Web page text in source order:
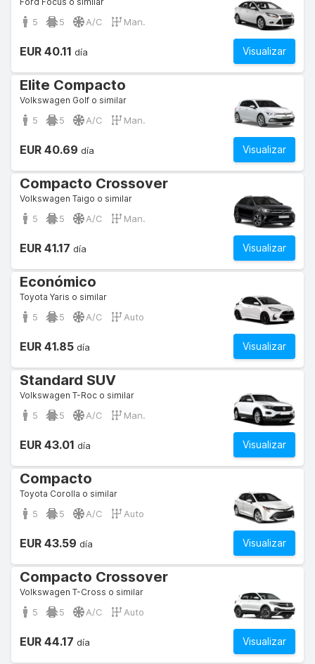
5 5 A/C Man.
Visualizar
EUR 40.11 día
Elite Compacto
Volkswagen Golf o similar
5 5 A/C Man.
Visualizar
EUR 40.69 día
Compacto Crossover
Volkswagen Taigo o similar
5 5 A/C Man.
Visualizar
EUR 41.17 día
Económico
Toyota Yaris o similar
5 5 A/C Auto
Visualizar
EUR 41.85 día
Standard SUV
Volkswagen T-Roc o similar
5 5 A/C Man.
Visualizar
EUR 43.01 día
Compacto
Toyota Corolla o similar
5 5 A/C Auto
Visualizar
EUR 43.59 día
Compacto Crossover
Volkswagen T-Cross o similar
5 5 A/C Auto
Visualizar
EUR 44.17 día